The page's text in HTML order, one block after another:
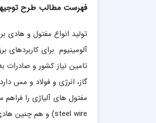
فهرست مطالب طرح
تولید انواع مفتول و هادی
آلومینیوم برای
تامین نیاز کشور و صادرات
گاز، انرژی و فولاد و مس